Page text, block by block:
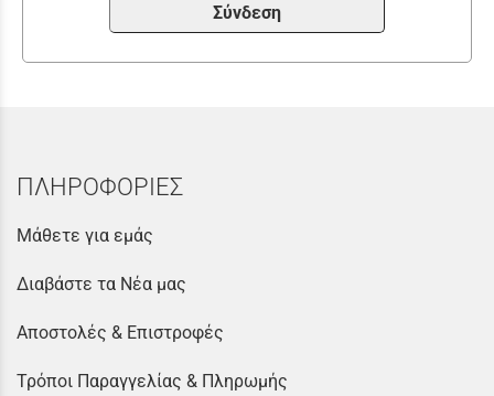
Σύνδεση
ΠΛΗΡΟΦΟΡΙΕΣ
Μάθετε για εμάς
Διαβάστε τα Νέα μας
Αποστολές & Επιστροφές
Τρόποι Παραγγελίας & Πληρωμής